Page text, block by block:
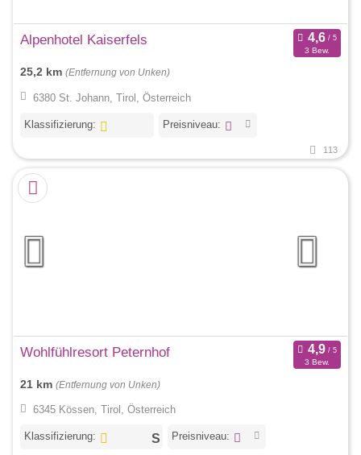
Alpenhotel Kaiserfels
3 Bew.
25,2 km (Entfernung von Unken)
6380 St. Johann, Tirol, Österreich
Klassifizierung: Preisniveau:
113
Wohlfühlresort Peternhof
3 Bew.
21 km (Entfernung von Unken)
6345 Kössen, Tirol, Österreich
Klassifizierung: Preisniveau: